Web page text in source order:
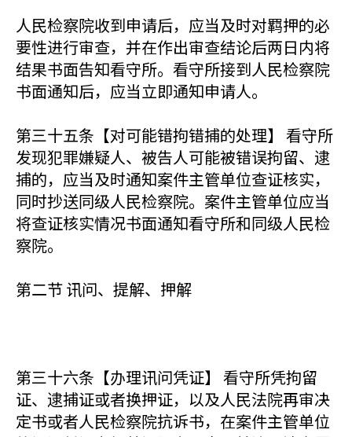
人民检察院收到申请后，应当及时对羁押的必
要性进行审查，并在作出审查结论后两日内将
结果书面告知看守所。看守所接到人民检察院
书面通知后，应当立即通知申请人。
第三十五条【对可能错拘错捕的处理】 看守所
发现犯罪嫌疑人、被告人可能被错误拘留、逮
捕的，应当及时通知案件主管单位查证核实，
同时抄送同级人民检察院。案件主管单位应当
将查证核实情况书面通知看守所和同级人民检
察院。
第二节 讯问、提解、押解
第三十六条【办理讯问凭证】 看守所凭拘留
证、逮捕证或者换押证，以及人民法院再审决
定书或者人民检察院抗诉书，在案件主管单位